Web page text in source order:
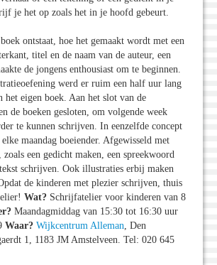
je het op zoals het in je hoofd gebeurt.
ontstaat, hoe het gemaakt wordt met een
titel en de naam van de auteur, een
de jongens enthousiast om te beginnen.
werd er ruim een half uur lang
eigen boek. Aan het slot van de
de boeken gesloten, om volgende week
te kunnen schrijven. In eenzelfde concept
maandag boeiender. Afgewisseld met
een gedicht maken, een spreekwoord
schrijven. Ook illustraties erbij maken
de kinderen met plezier schrijven, thuis
Wat? Schrijfatelier voor kinderen van 8
Maandagmiddag van 15:30 tot 16:30 uur
Waar? Wijkcentrum Alleman , Den
1, 1183 JM Amstelveen. Tel: 020 645